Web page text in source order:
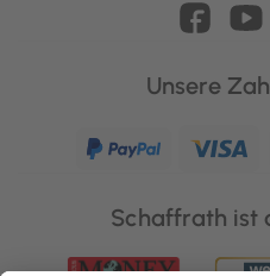
Unsere
Schaffrath ist